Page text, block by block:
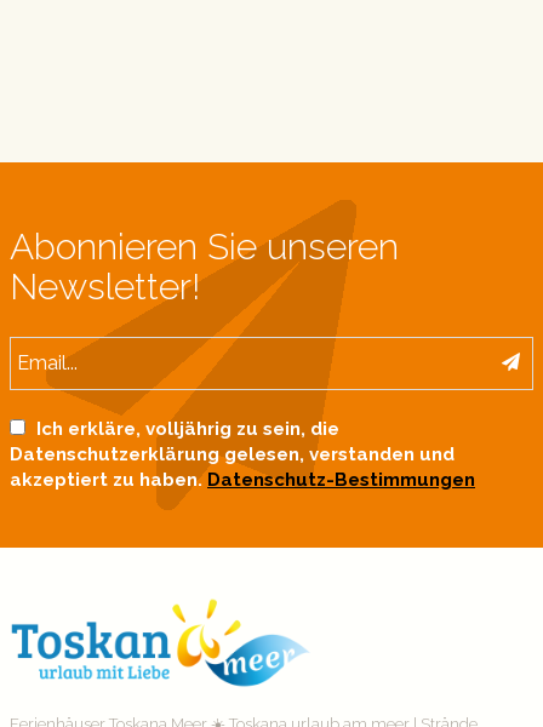
Abonnieren Sie unseren
Newsletter!
Ich erkläre, volljährig zu sein, die
Datenschutzerklärung gelesen, verstanden und
akzeptiert zu haben. Datenschutz-Bestimmungen